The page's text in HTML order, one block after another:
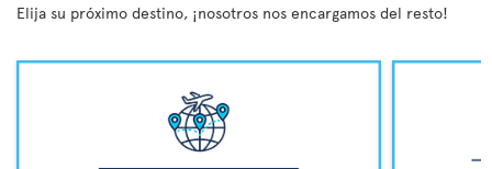
Elija su próximo destino, ¡nosotros nos encargamos del resto!